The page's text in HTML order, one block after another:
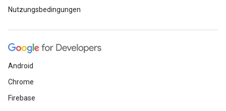
Nutzungsbedingungen
Android
Chrome
Firebase